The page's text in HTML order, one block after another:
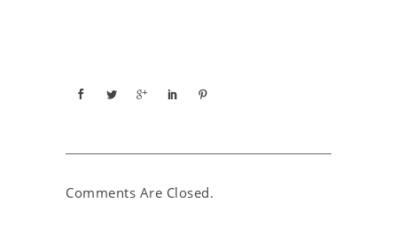
Comments Are Closed.